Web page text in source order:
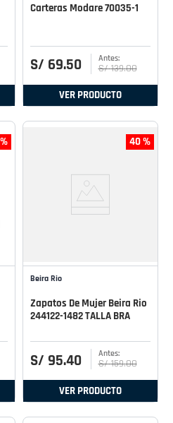
Carteras Modare 70035-1
S/ 69.50 S/ 139.00
VER PRODUCTO
40 %
Beira Rio
Zapatos De Mujer Beira Rio
244122-1482 TALLA BRA
S/ 95.40 S/ 159.00
VER PRODUCTO